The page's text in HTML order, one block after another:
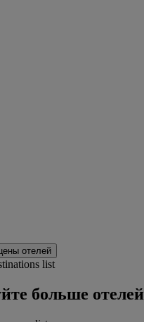
отелей
list
больше отелей